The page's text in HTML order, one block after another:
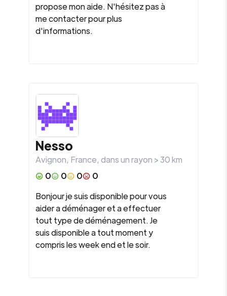
propose mon aide. N'hésitez pas à
me contacter pour plus
d'informations.
Nesso
Avignon, France, dans un rayon >30km
0
0 0
0
Bonjour je suis disponible pour vous
aider a déménager et a effectuer
tout type de déménagement. Je
suis disponible a tout moment y
compris les week end et le soir.